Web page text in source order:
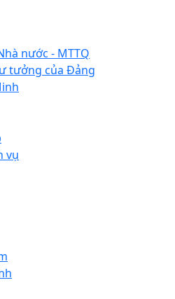
nước - MTTQ
tưởng của Đảng
vụ